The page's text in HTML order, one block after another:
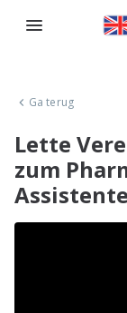
Ga terug
Lette
zum